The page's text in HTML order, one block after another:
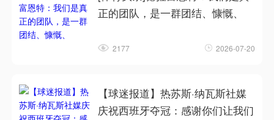
正的团队，是一群团结、慷慨、
2177 2026-07-20
【球迷报道】热苏斯·纳瓦斯社媒
庆祝西班牙夺冠：感谢你们让我们